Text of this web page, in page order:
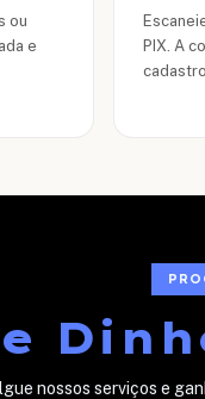
ou
e
PIX. A
nossos serviços e